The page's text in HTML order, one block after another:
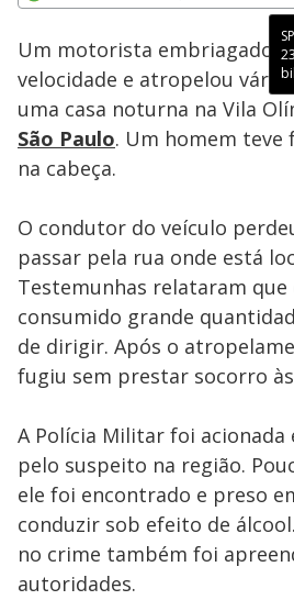
Ativar
Um motorista embriagado
velocidade e atropelou
uma casa noturna na Vila
São Paulo. Um homem teve
na cabeça.
O condutor do veículo
passar pela rua onde está
Testemunhas relataram que
consumido grande
de dirigir. Após o
fugiu sem prestar socorro
A Polícia Militar foi acionada
pelo suspeito na região.
ele foi encontrado e preso
conduzir sob efeito de
no crime também foi
autoridades.